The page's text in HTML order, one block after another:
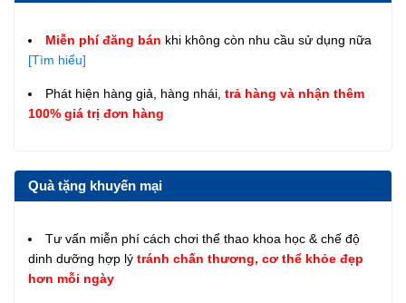
Miễn phí đăng bán khi không còn nhu cầu sử dụng nữa
[Tìm hiểu]
Phát hiện hàng giả, hàng nhái, trả hàng và nhận thêm
100% giá trị đơn hàng
Quà tặng khuyến mại
Tư vấn miễn phí cách chơi thể thao khoa học & chế độ
dinh dưỡng hợp lý tránh chấn thương, cơ thể khỏe đẹp
hơn mỗi ngày